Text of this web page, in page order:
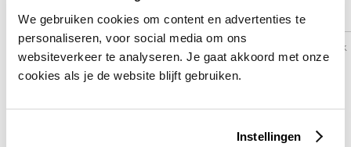
We gebruiken cookies om content en advertenties te
personaliseren, voor social media om ons
websiteverkeer te analyseren. Je gaat akkoord met onze
cookies als je de website blijft gebruiken.
Instellingen
Alternatieven
Vergelijk Vergelijk